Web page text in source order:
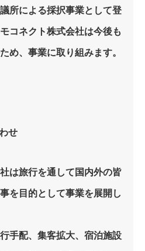
所による採択事業として登
コネクト株式会社は今後も
め、事業に取り組みます。
せ
は旅行を通して国内外の皆
を目的として事業を展開し
手配、集客拡大、宿泊施設